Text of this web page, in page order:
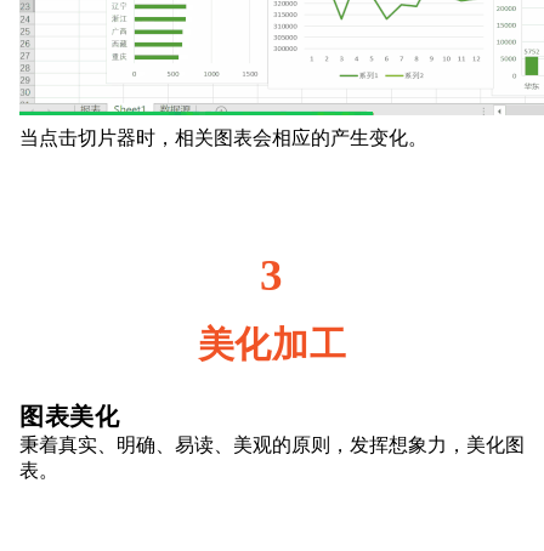
当点击切片器时，相关图表会相应的产生变化。
3
美化加工
图表美化
秉着真实、明确、易读、美观的原则，发挥想象力，美化图
表。